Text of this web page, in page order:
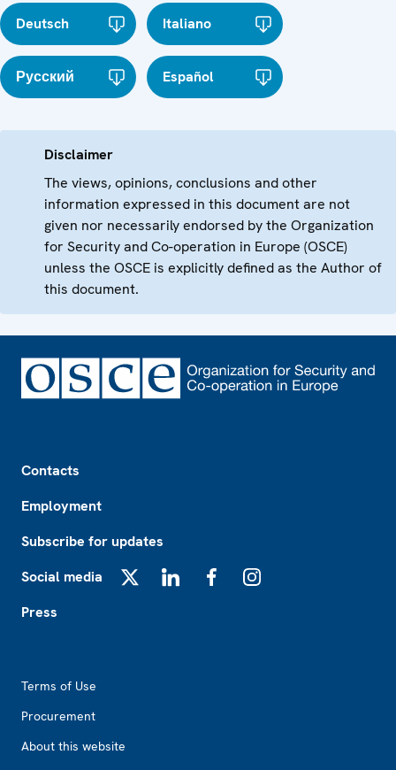
Deutsch Italiano
Русский Español
Disclaimer
The views, opinions, conclusions and other
information expressed in this document are not
given nor necessarily endorsed by the Organization
for Security and Co-operation in Europe (OSCE)
unless the OSCE is explicitly defined as the Author of
this document.
Contacts
Employment
Subscribe for updates
Social media
Press
Terms of Use
Procurement
About this website